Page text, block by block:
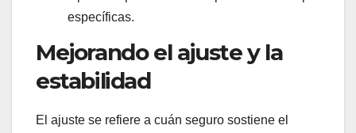
específicas.
Mejorando el ajuste y la
estabilidad
El ajuste se refiere a cuán seguro sostiene el